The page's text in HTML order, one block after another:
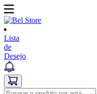
Lista
de
Desejo